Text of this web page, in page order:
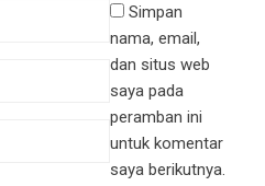
Simpan
nama, email,
dan situs web
saya pada
peramban ini
untuk komentar
saya berikutnya.